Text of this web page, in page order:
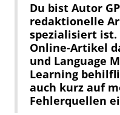
Du bist Autor
redaktionelle
spezialisiert ist.
Online-Artikel
und Language
Learning
auch kurz auf
Fehlerquellen